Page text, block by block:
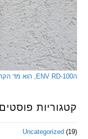
פוסטים